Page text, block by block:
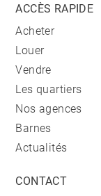
ACCÈS RAPIDE
Acheter
Louer
Vendre
Les quartiers
Nos agences
Barnes
Actualités
CONTACT